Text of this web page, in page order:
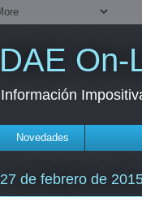
DAE On-
Información
Novedades
27 de febrero de